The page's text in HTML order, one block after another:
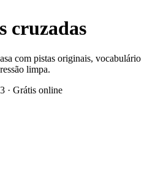
cruzadas
com pistas originais, vocabulário
limpa.
· Grátis online